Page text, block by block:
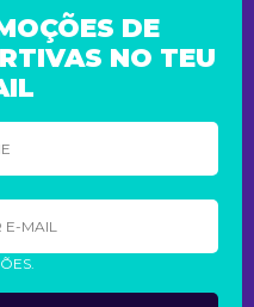
DE
NO TEU